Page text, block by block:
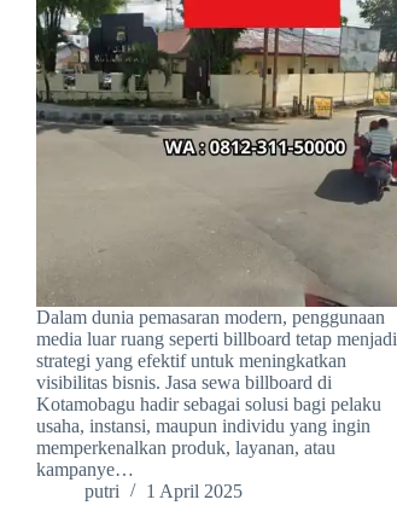
Dalam dunia pemasaran modern, penggunaan
media luar ruang seperti billboard tetap menjadi
strategi yang efektif untuk meningkatkan
visibilitas bisnis. Jasa sewa billboard di
Kotamobagu hadir sebagai solusi bagi pelaku
usaha, instansi, maupun individu yang ingin
memperkenalkan produk, layanan, atau
kampanye…
putri
1 April 2025